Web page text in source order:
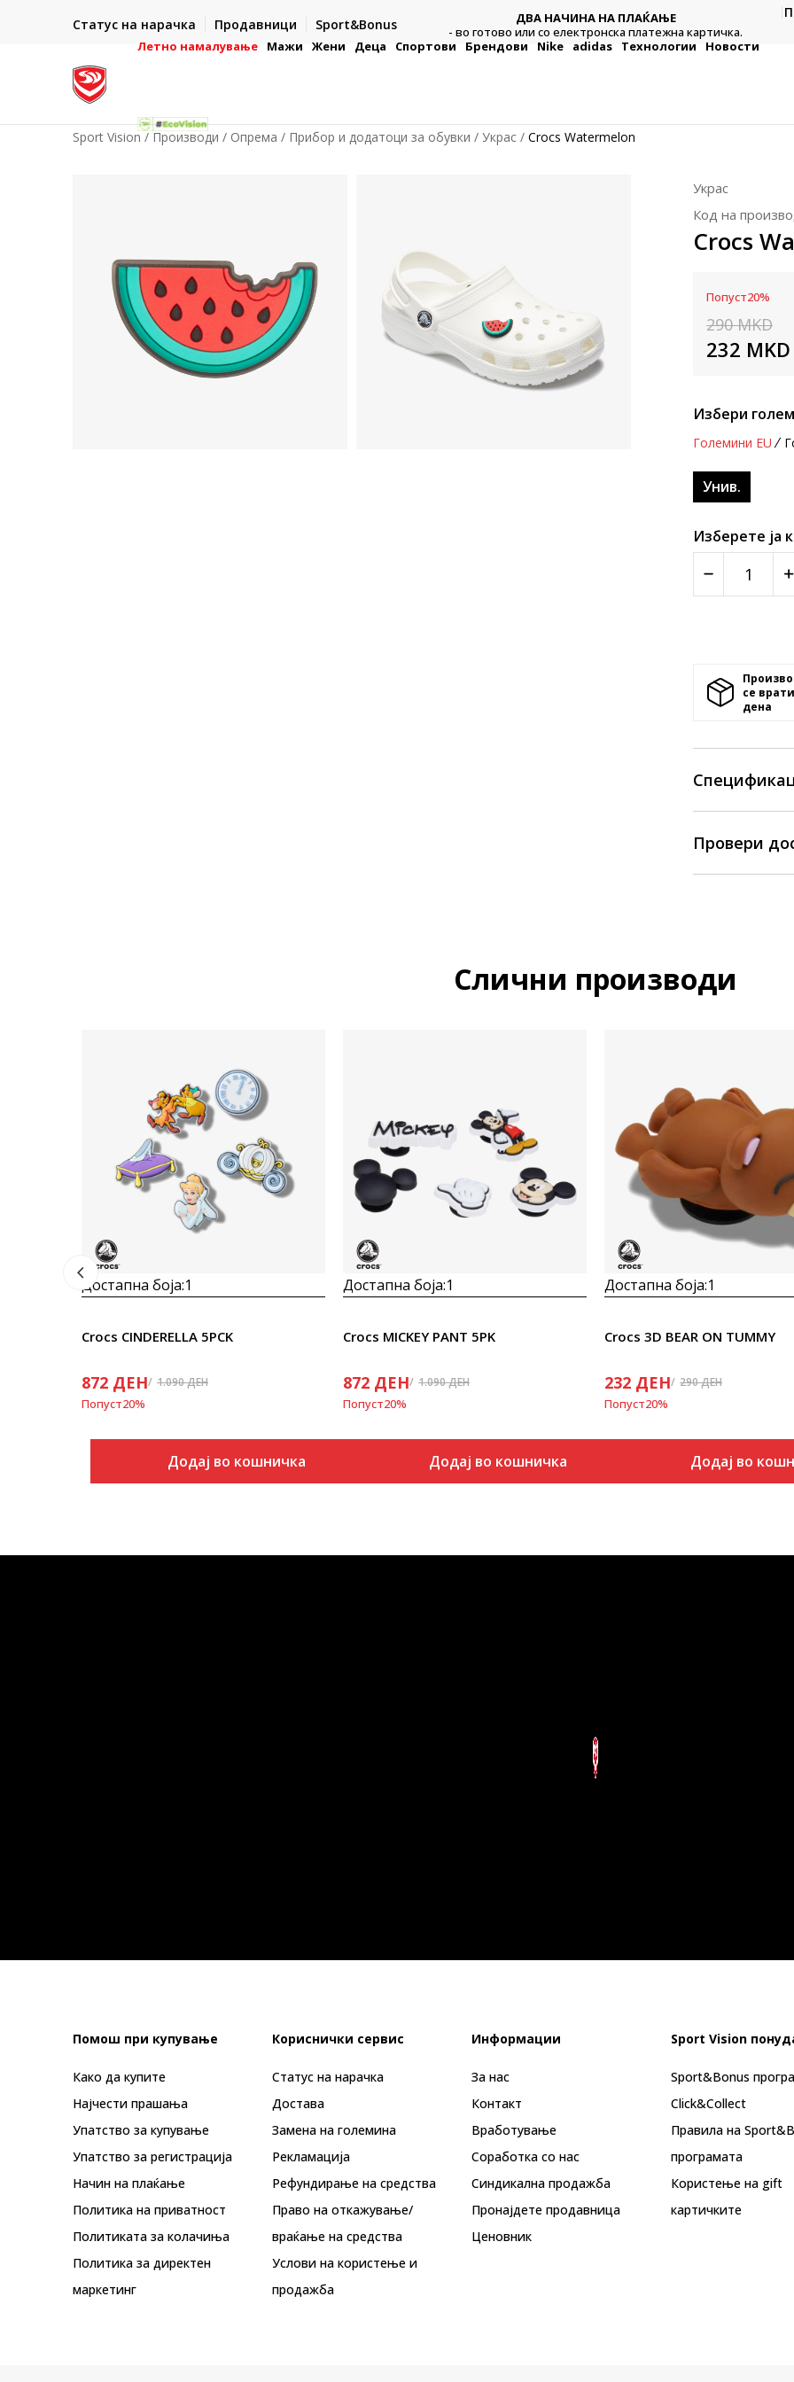
Статус на нарачка Продавници Sport&Bonus
- на сите нарачки во готово или со електронска платежна
ДВА НАЧИНА НА ПЛАЌАЊЕ
- во готово или со електронска платежна картичка.
Летно намалување Мажи Жени Деца Спортови Брендови Nike adidas Технологии Новости
Sport Vision Производи Опрема Прибор и додатоци за обувки Украс Crocs Watermelon
Украс
Код на
Crocs
Попуст20%
290 MKD
232 MKD
Избери
Големини EU
Унив.
Изберете ја
се
денa
Провери
Слични производи
Достапна боја:1
Crocs CINDERELLA 5PCK
872 ДЕН 1.090ДЕН
Попуст20%
Додај во кошничка
Достапна боја:1
Crocs MICKEY PANT 5PK
872 ДЕН 1.090ДЕН
Попуст20%
Додај во кошничка
Достапна боја:1
Crocs 3D BEAR ON TUMMY
232 ДЕН 290ДЕН
Попуст20%
Додај во
Помош при купување
Како да купите
Најчести прашања
Упатство за купување
Упатство за регистрација
Начин на плаќање
Политика на приватност
Политиката за колачиња
Политика за директен
маркетинг
Кориснички сервис
Статус на нарачка
Достава
Замена на големина
Рекламациja
Рефундирање на средства
Право на откажување/
враќање на средства
Услови на користење и
продажба
Информации
За нас
Контакт
Вработување
Соработка со нас
Синдикална продажба
Пронајдете продавница
Ценовник
Sport Vision
Sport&Bonus
Click&Collect
Правила на
програмата
Користење на gift
картичките